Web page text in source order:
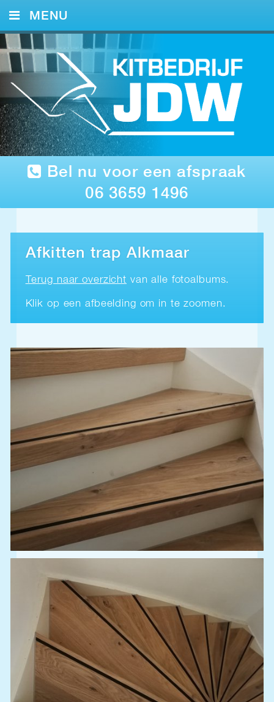
Bel nu voor een afspraak
06 3659 1496
MENU
HOME
KITWERK
FOTO’S
REFERENTIES
CONTACT
Afkitten trap Alkmaar
Terug naar overzicht van alle fotoalbums.
Klik op een afbeelding om in te zoomen.